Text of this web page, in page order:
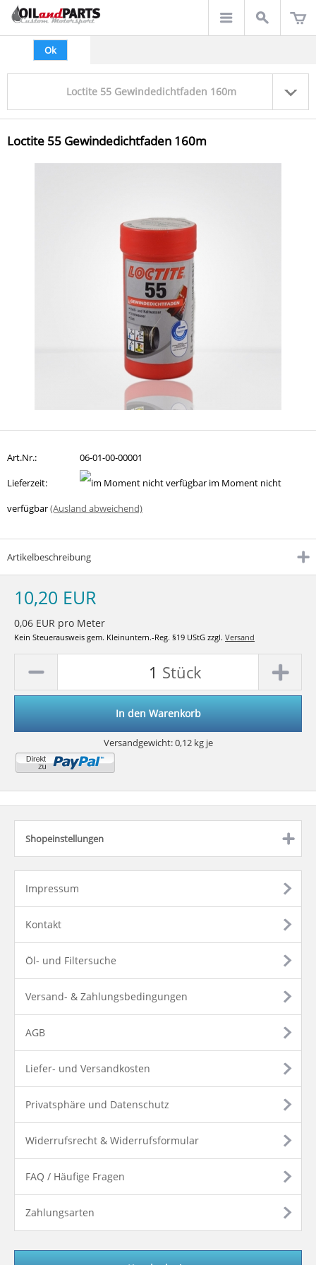
Ok
Loctite 55 Gewindedichtfaden 160m
Loctite 55 Gewindedichtfaden 160m
Art.Nr.:
06-01-00-00001
Lieferzeit:
im Moment nicht
verfügbar(Ausland abweichend)
Artikelbeschreibung
10,20 EUR
0,06 EUR pro Meter
Kein Steuerausweis gem. Kleinuntern.-Reg. §19 UStG zzgl. Versand
Stück
In den Warenkorb
Versandgewicht:0,12kg je
Shopeinstellungen
Impressum
Kontakt
Öl- und Filtersuche
Versand- & Zahlungsbedingungen
AGB
Liefer- und Versandkosten
Privatsphäre und Datenschutz
Widerrufsrecht & Widerrufsformular
FAQ / Häufige Fragen
Zahlungsarten